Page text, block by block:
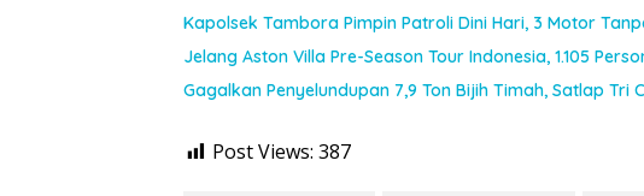
Kapolsek Tambora Pimpin Patroli Dini Hari, 3 Motor
Jelang Aston Villa Pre-Season Tour Indonesia, 1.105
Gagalkan Penyelundupan 7,9 Ton Bijih Timah, Satlap
Post Views: 387